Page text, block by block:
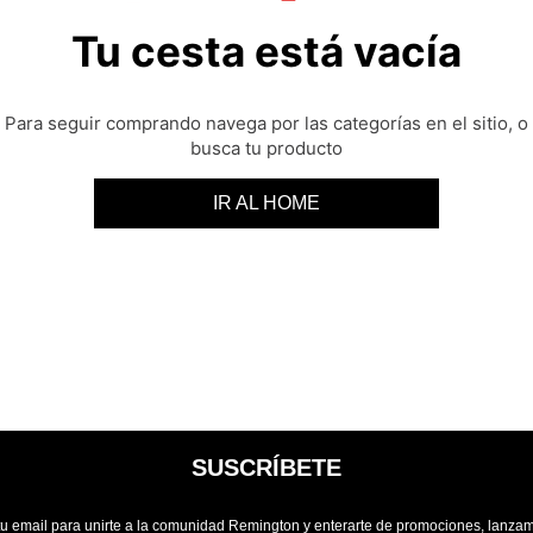
Tu cesta está vacía
Para seguir comprando navega por las categorías en el sitio, o
busca tu producto
IR AL HOME
SUSCRÍBETE
email para unirte a la comunidad Remington y enterarte de promociones,